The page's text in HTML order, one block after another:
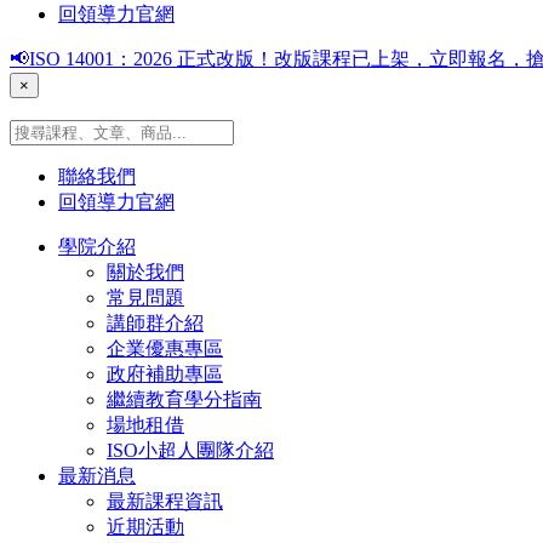
回領導力官網
📢ISO 14001：2026 正式改版！改版課程已上架，立即報名，
×
聯絡我們
回領導力官網
學院介紹
關於我們
常見問題
講師群介紹
企業優惠專區
政府補助專區
繼續教育學分指南
場地租借
ISO小超人團隊介紹
最新消息
最新課程資訊
近期活動